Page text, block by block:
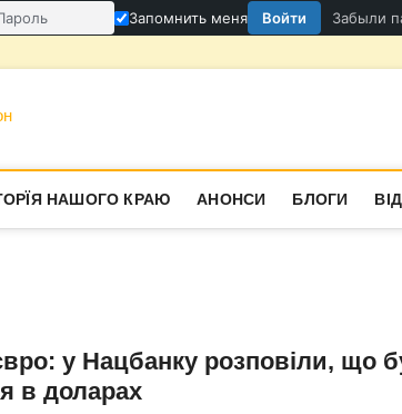
Запомнить меня Войти Забыли
НАШОГО КРАЮ АНОНСИ БЛОГИ
у Нацбанку розповіли, що
в доларах